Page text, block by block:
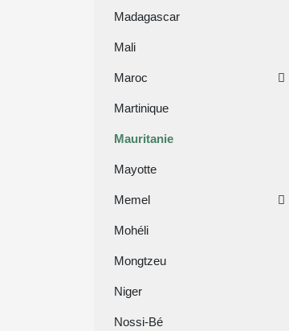
Madagascar
Mali
Maroc
Martinique
Mauritanie
Mayotte
Memel
Mohéli
Mongtzeu
Niger
Nossi-Bé